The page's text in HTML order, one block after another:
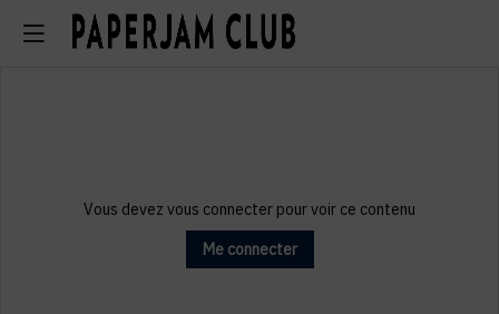
Vous devez vous connecter pour voir ce contenu
Me connecter